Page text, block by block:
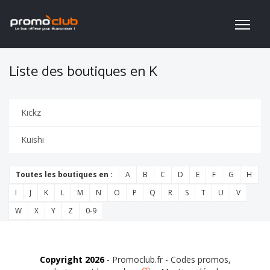
Liste des boutiques en K
Kickz
Kuishi
Toutes les boutiques en : A B C D E F G
H
I
J K L M N O P Q R S T U
V
W
X Y Z 0-9
Copyright 2026- Promoclub.fr - Codes promos,